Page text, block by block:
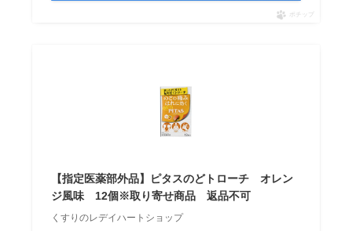
ポチップ
【指定医薬部外品】ピタスのどトローチ オレン
ジ風味 12個※取り寄せ商品 返品不可
くすりのレデイハートショップ